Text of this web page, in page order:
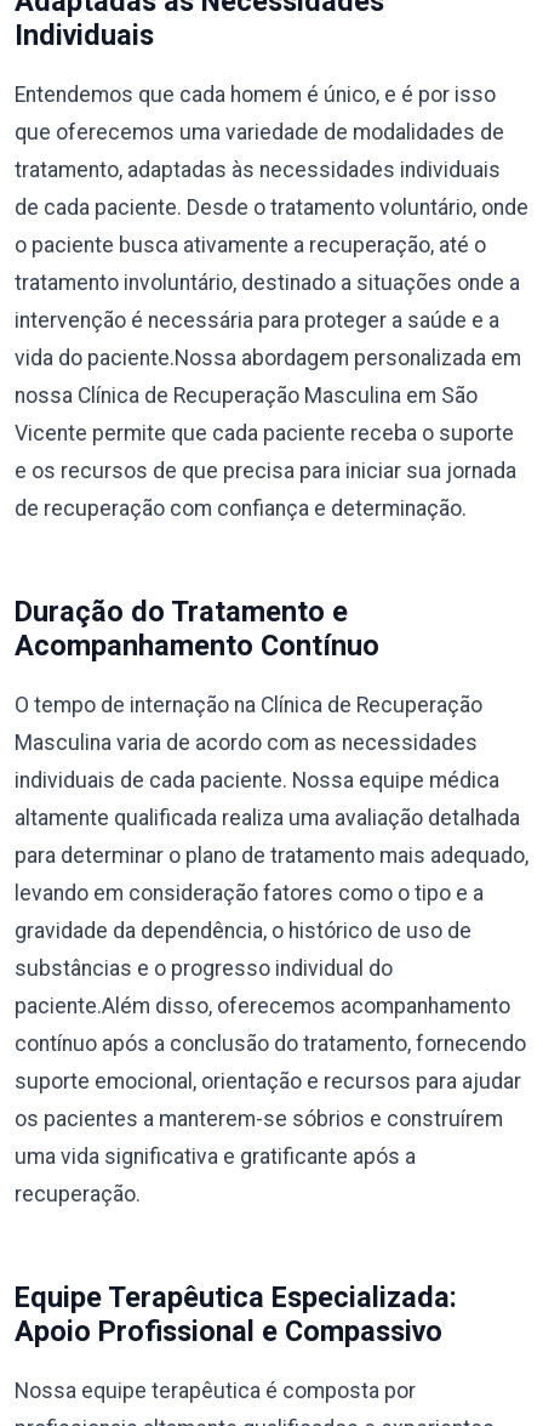
Individuais
Entendemos que cada homem é único, e é por isso
que oferecemos uma variedade de modalidades de
tratamento, adaptadas às necessidades individuais
de cada paciente. Desde o tratamento voluntário, onde
o paciente busca ativamente a recuperação, até o
tratamento involuntário, destinado a situações onde a
intervenção é necessária para proteger a saúde e a
vida do paciente.Nossa abordagem personalizada em
nossa Clínica de Recuperação Masculina em São
Vicente permite que cada paciente receba o suporte
e os recursos de que precisa para iniciar sua jornada
de recuperação com confiança e determinação.
Duração do Tratamento e
Acompanhamento Contínuo
O tempo de internação na Clínica de Recuperação
Masculina varia de acordo com as necessidades
individuais de cada paciente. Nossa equipe médica
altamente qualificada realiza uma avaliação detalhada
para determinar o plano de tratamento mais adequado,
levando em consideração fatores como o tipo e a
gravidade da dependência, o histórico de uso de
substâncias e o progresso individual do
paciente.Além disso, oferecemos acompanhamento
contínuo após a conclusão do tratamento, fornecendo
suporte emocional, orientação e recursos para ajudar
os pacientes a manterem-se sóbrios e construírem
uma vida significativa e gratificante após a
recuperação.
Equipe Terapêutica Especializada:
Apoio Profissional e Compassivo
Nossa equipe terapêutica é composta por